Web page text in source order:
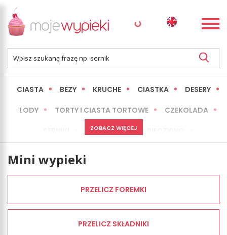
CIASTA BEZY KRUCHE CIASTKA DESERY
LODY TORTY I CIASTA TORTOWE CZEKOLADA
MINI WYPIEKI
ZOBACZ WIĘCEJ
Mini wypieki
PRZELICZ FOREMKI
PRZELICZ SKŁADNIKI